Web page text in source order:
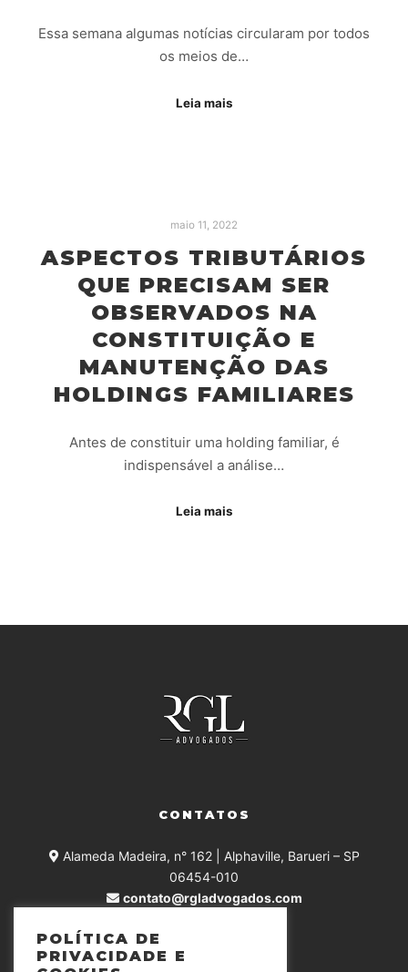
Essa semana algumas notícias circularam por todos
os meios de…
Leia mais
maio 11, 2022
ASPECTOS TRIBUTÁRIOS
QUE PRECISAM SER
OBSERVADOS NA
CONSTITUIÇÃO E
MANUTENÇÃO DAS
HOLDINGS FAMILIARES
Antes de constituir uma holding familiar, é
indispensável a análise…
Leia mais
CONTATOS
Alameda Madeira, n° 162 | Alphaville, Barueri – SP
06454-010
contato@rgladvogados.com
POLÍTICA DE
PRIVACIDADE E